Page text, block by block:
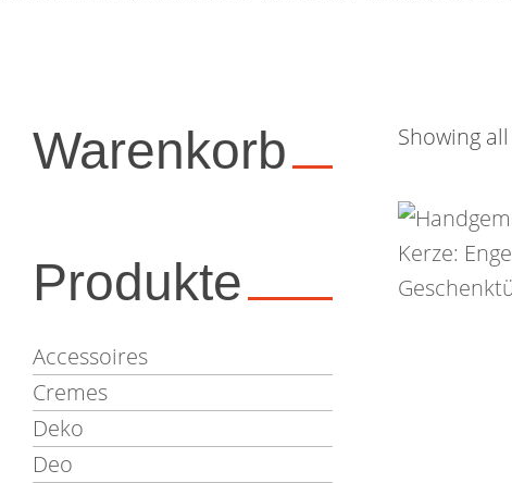
Warenkorb
Produkte
Accessoires
Cremes
Deko
Deo
Showing